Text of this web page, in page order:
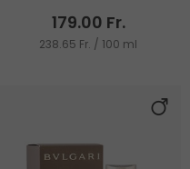
179.00 Fr.
238.65 Fr. / 100 ml